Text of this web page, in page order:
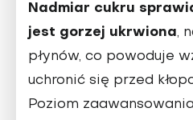
Nadmiar cukru
jest gorzej ukrwiona,
płynów, co powoduje
uchronić się przed
Poziom